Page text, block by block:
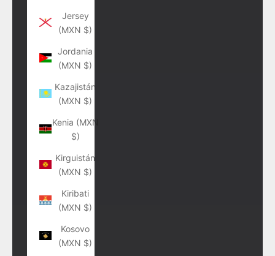
Jersey
(MXN $)
Jordania
(MXN $)
Kazajistán
(MXN $)
Kenia (MXN
$)
Kirguistán
(MXN $)
Kiribati
(MXN $)
Kosovo
(MXN $)